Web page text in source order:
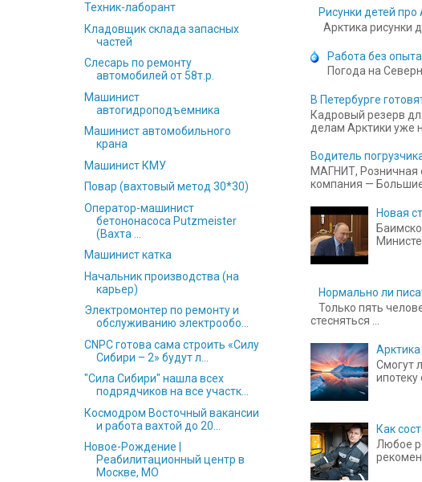
Рисунки детей про
Арктика рисунки
Работа без
Погода на
В Петербурге
Кадровый резерв
делам Арктики уже
Водитель
МАГНИТ, Розничная
компания — Большие
Новая
Нормально ли
Только пять
стесняться ...
Смогут
ипотеку
Как
Любое
Техник-лаборант
Кладовщик склада запасных
частей
Слесарь по ремонту
автомобилей от 58т.р.
Машинист
автогидроподъемника
Машинист автомобильного
крана
Машинист КМУ
Повар (вахтовый метод 30*30)
Оператор-машинист
бетононасоса Putzmeister
(Вахта ...
Машинист катка
Начальник производства (на
карьер)
Электромонтер по ремонту и
обслуживанию электрообо...
CNPC готова сама строить «Силу
Сибири – 2» будут л...
"Сила Сибири" нашла всех
подрядчиков на все участк...
Космодром Восточный вакансии
и работа вахтой до 20...
Новое-Рождение |
Реабилитационный центр в
Москве, МО